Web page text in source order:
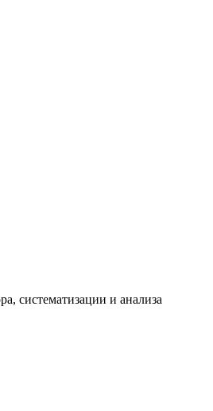
систематизации и анализа